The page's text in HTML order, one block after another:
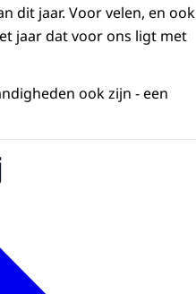
dit jaar. Voor velen, en ook
jaar dat voor ons ligt met
ook zijn - een